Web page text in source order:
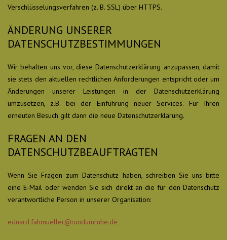
Verschlüsselungsverfahren (z. B. SSL) über HTTPS.
ÄNDERUNG UNSERER
DATENSCHUTZBESTIMMUNGEN
Wir behalten uns vor, diese Datenschutzerklärung anzupassen, damit
sie stets den aktuellen rechtlichen Anforderungen entspricht oder um
Änderungen unserer Leistungen in der Datenschutzerklärung
umzusetzen, z.B. bei der Einführung neuer Services. Für Ihren
erneuten Besuch gilt dann die neue Datenschutzerklärung.
FRAGEN AN DEN
DATENSCHUTZBEAUFTRAGTEN
Wenn Sie Fragen zum Datenschutz haben, schreiben Sie uns bitte
eine E-Mail oder wenden Sie sich direkt an die für den Datenschutz
verantwortliche Person in unserer Organisation:
eduard.fahmueller@rundumruhe.de